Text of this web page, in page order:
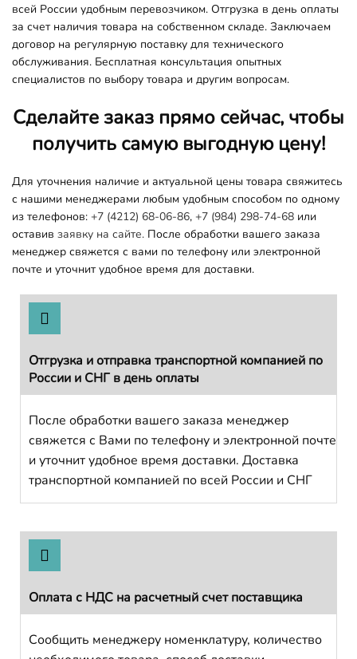
всей России удобным перевозчиком. Отгрузка в день оплаты
за счет наличия товара на собственном складе. Заключаем
договор на регулярную поставку для технического
обслуживания. Бесплатная консультация опытных
специалистов по выбору товара и другим вопросам.
Сделайте заказ прямо сейчас, чтобы
получить самую выгодную цену!
Для уточнения наличие и актуальной цены товара свяжитесь
с нашими менеджерами любым удобным способом по одному
из телефонов: +7 (4212) 68-06-86, +7 (984) 298-74-68 или
оставив заявку на сайте. После обработки вашего заказа
менеджер свяжется с вами по телефону или электронной
почте и уточнит удобное время для доставки.
Отгрузка и отправка транспортной компанией по
России и СНГ в день оплаты
После обработки вашего заказа менеджер
свяжется с Вами по телефону и электронной почте
и уточнит удобное время доставки. Доставка
транспортной компанией по всей России и СНГ
Оплата с НДС на расчетный счет поставщика
Сообщить менеджеру номенклатуру, количество